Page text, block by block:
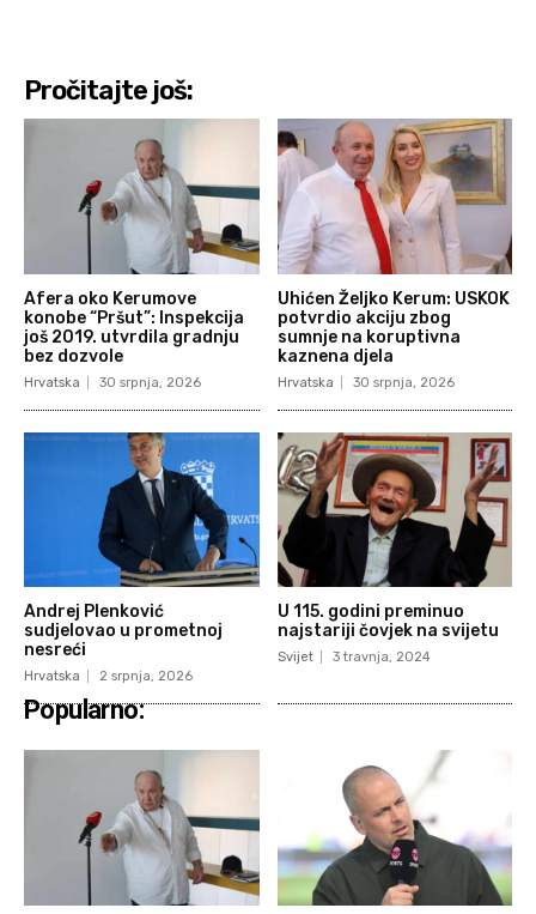
Pročitajte još:
Afera oko Kerumove
konobe “Pršut”: Inspekcija
još 2019. utvrdila gradnju
bez dozvole
Hrvatska 30 srpnja, 2026
Uhićen Željko Kerum: USKOK
potvrdio akciju zbog
sumnje na koruptivna
kaznena djela
Hrvatska 30 srpnja, 2026
Andrej Plenković
sudjelovao u prometnoj
nesreći
Hrvatska 2 srpnja, 2026
U 115. godini preminuo
najstariji čovjek na svijetu
Svijet 3 travnja, 2024
Popularno: